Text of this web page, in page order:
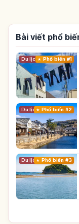
Bài viết phổ
Du lịch Phổ biến #1
Du lịch Phổ biến #2
Du lịch Phổ biến #3